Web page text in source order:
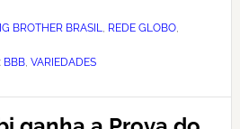
BROTHER BRASIL, REDE GLOBO,
BBB, VARIEDADES